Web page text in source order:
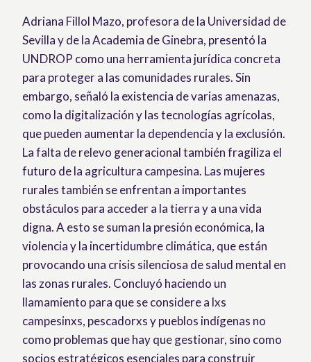
Adriana Fillol Mazo, profesora de la Universidad de
Sevilla y de la Academia de Ginebra, presentó la
UNDROP como una herramienta jurídica concreta
para proteger a las comunidades rurales. Sin
embargo, señaló la existencia de varias amenazas,
como la digitalización y las tecnologías agrícolas,
que pueden aumentar la dependencia y la exclusión.
La falta de relevo generacional también fragiliza el
futuro de la agricultura campesina. Las mujeres
rurales también se enfrentan a importantes
obstáculos para acceder a la tierra y a una vida
digna. A esto se suman la presión económica, la
violencia y la incertidumbre climática, que están
provocando una crisis silenciosa de salud mental en
las zonas rurales. Concluyó haciendo un
llamamiento para que se considere a lxs
campesinxs, pescadorxs y pueblos indígenas no
como problemas que hay que gestionar, sino como
socios estratégicos esenciales para construir